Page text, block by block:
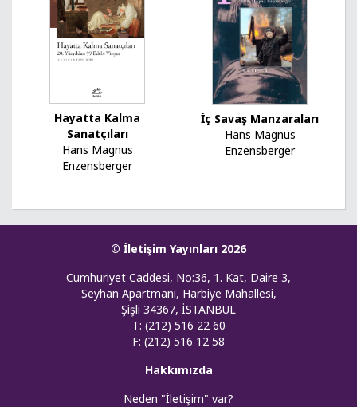
Hayatta Kalma
Sanatçıları
Hans Magnus
Enzensberger
İç Savaş Manzaraları
Hans Magnus
Enzensberger
© İletişim Yayınları 2026
Cumhuriyet Caddesi, No:36, 1. Kat, Daire 3,
Seyhan Apartmanı, Harbiye Mahallesi,
Şişli 34367, İSTANBUL
T: (212) 516 22 60
F: (212) 516 12 58
Hakkımızda
Neden "İletişim" var?